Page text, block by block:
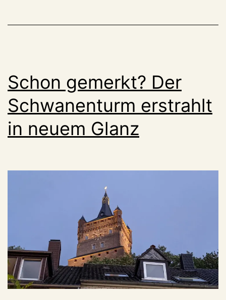
Schon gemerkt? Der
Schwanenturm erstrahlt
in neuem Glanz